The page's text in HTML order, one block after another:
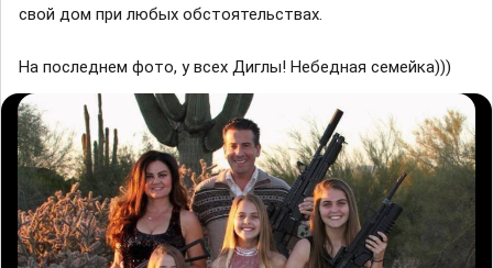
свой дом при любых обстоятельствах.
На последнем фото, у всех Диглы! Небедная семейка)))